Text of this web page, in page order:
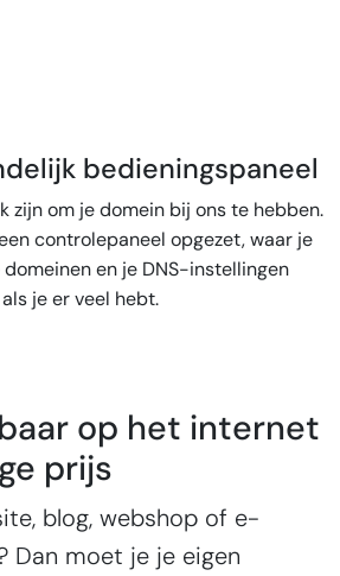
bedieningspaneel
zijn om je domein bij ons te hebben.
controlepaneel opgezet, waar je
en je DNS-instellingen
je er veel hebt.
op het internet
prijs
blog, webshop of e-
Dan moet je je eigen